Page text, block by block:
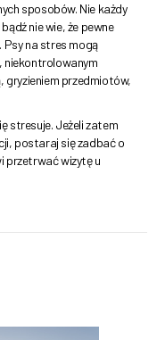
sposobów. Nie każdy
nie wie, że pewne
na stres mogą
niekontrolowanym
gryzieniem przedmiotów,
stresuje. Jeżeli zatem
postaraj się zadbać o
przetrwać wizytę u